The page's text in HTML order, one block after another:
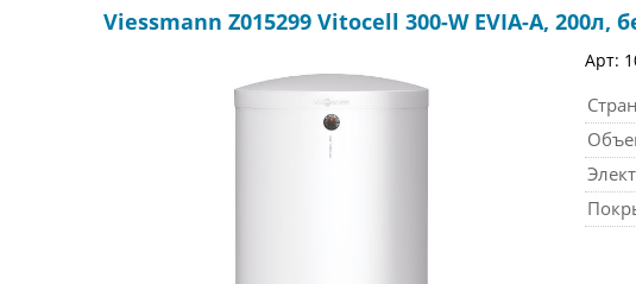
Viessmann Z015299 Vitocell 300-W EVIA-A, 200л,
Арт: